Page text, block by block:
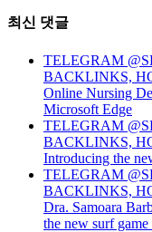
최신 댓글
TELEGRAM
BACKLINKS,
Online Nursing
Microsoft Edge
TELEGRAM
BACKLINKS,
Introducing the
TELEGRAM
BACKLINKS,
Dra. Samoara
the new surf